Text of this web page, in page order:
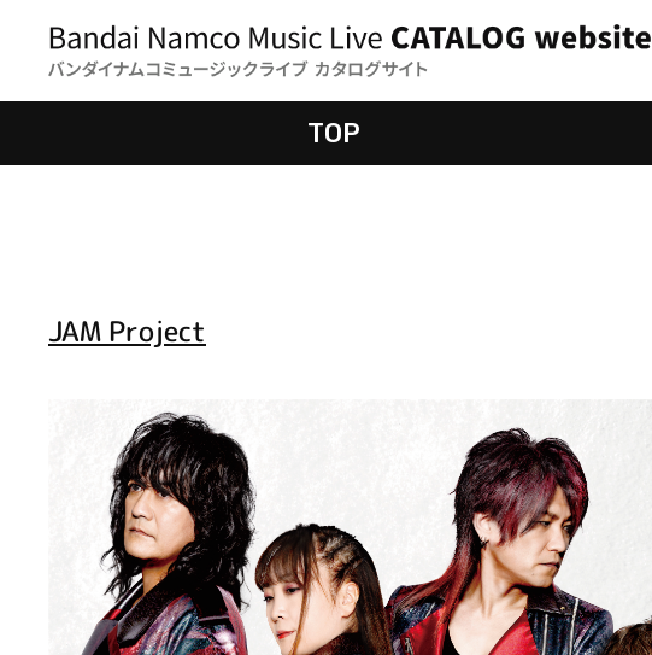
TOP
JAM Project